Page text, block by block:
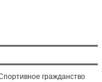
гражданство